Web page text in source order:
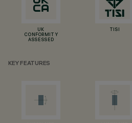
UK
CONFORMITY
ASSESSED
TISI
KEY FEATURES